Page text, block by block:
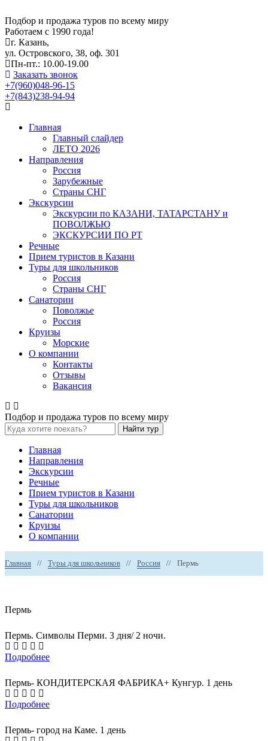
Подбор и продажа туров по всему миру
Работаем с 1990 года!
г. Казань,
ул. Островского, 38, оф. 301
Пн-пт.: 10.00-19.00
Заказать звонок
+7(960)048-96-15
+7(843)238-94-94
Главная
Главный слайдер
ЛЕТО 2026
Направления
Россия
Зарубежные
Страны СНГ
Экскурсии
Экскурсии по КАЗАНИ, ТАТАРСТАНУ и
ПОВОЛЖЬЮ
ЭКСКУРСИИ ПО РТ
Речные
Прием туристов в Казани
Туры для школьников
Россия
Страны СНГ
Санатории
Поволжье
Россия
Круизы
Морские
О компании
Контакты
Отзывы
Вакансия
Подбор и продажа туров по всему миру
Найти тур
Главная
Направления
Экскурсии
Речные
Прием туристов в Казани
Туры для школьников
Санатории
Круизы
О компании
Главная // Туры для школьников // Россия // Пермь
Пермь
Пермь. Символы Перми. 3 дня/ 2 ночи.
Подробнее
Пермь- КОНДИТЕРСКАЯ ФАБРИКА+ Кунгур. 1 день
Подробнее
Пермь- город на Каме. 1 день